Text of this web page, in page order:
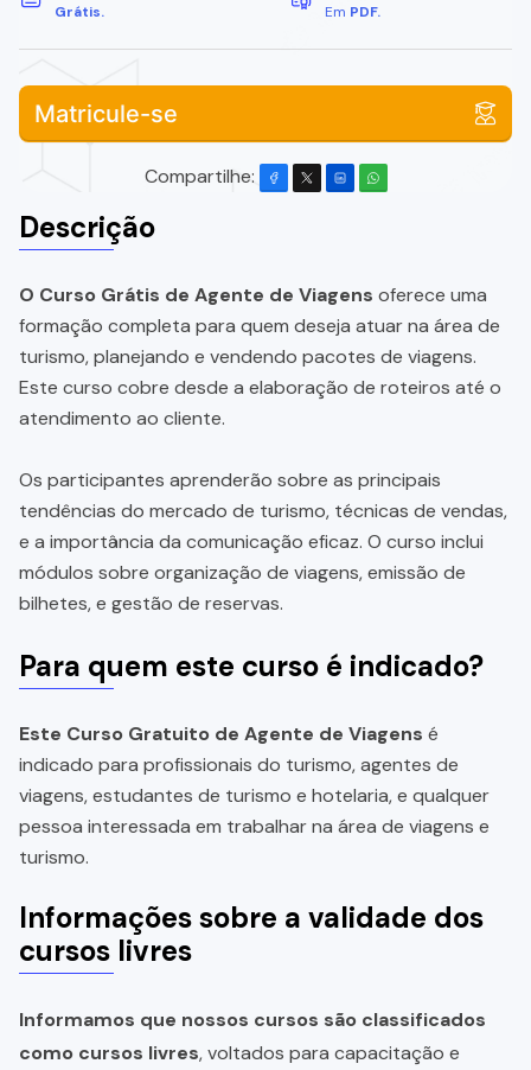
Grátis. Em PDF.
Matricule-se
Compartilhe:
Descrição
O Curso Grátis de Agente de Viagens oferece uma
formação completa para quem deseja atuar na área de
turismo, planejando e vendendo pacotes de viagens.
Este curso cobre desde a elaboração de roteiros até o
atendimento ao cliente.
Os participantes aprenderão sobre as principais
tendências do mercado de turismo, técnicas de vendas,
e a importância da comunicação eficaz. O curso inclui
módulos sobre organização de viagens, emissão de
bilhetes, e gestão de reservas.
Para quem este curso é indicado?
Este Curso Gratuito de Agente de Viagens é
indicado para profissionais do turismo, agentes de
viagens, estudantes de turismo e hotelaria, e qualquer
pessoa interessada em trabalhar na área de viagens e
turismo.
Informações sobre a validade dos
cursos livres
Informamos que nossos cursos são classificados
como cursos livres, voltados para capacitação e